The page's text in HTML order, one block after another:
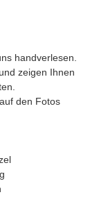
handverlesen.
zeigen Ihnen
den Fotos